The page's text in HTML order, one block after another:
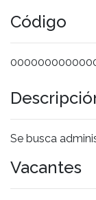
Código
Se busca
Vacantes